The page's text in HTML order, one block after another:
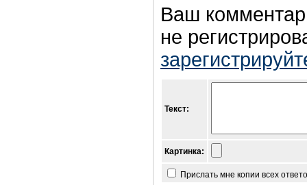
Ваш
не
Текст:
Картинка:
Прислать мне копии всех